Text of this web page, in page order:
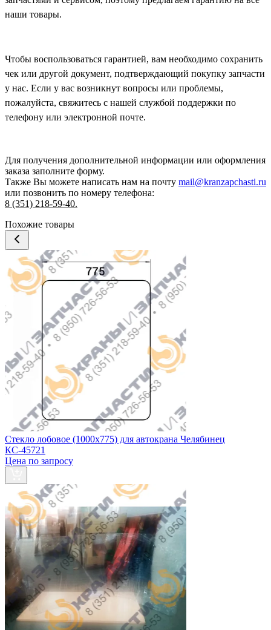
наши товары.
Чтобы воспользоваться гарантией, вам необходимо сохранить
чек или другой документ, подтверждающий покупку запчасти
у нас. Если у вас возникнут вопросы или проблемы,
пожалуйста, свяжитесь с нашей службой поддержки по
телефону или электронной почте.
Для получения дополнительной информации или оформления
заказа заполните форму.
Также Вы можете написать нам на почту mail@kranzapchasti.ru
или позвонить по номеру телефона:
8 (351) 218-59-40.
Похожие товары
Стекло лобовое (1000х775) для автокрана Челябинец
КС-45721
Цена по запросу